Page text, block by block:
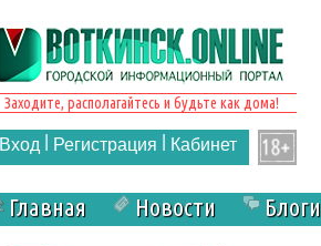
Заходите, располагайтесь и будьте как дома!
Вход Регистрация Кабинет
Главная Новости Блоги